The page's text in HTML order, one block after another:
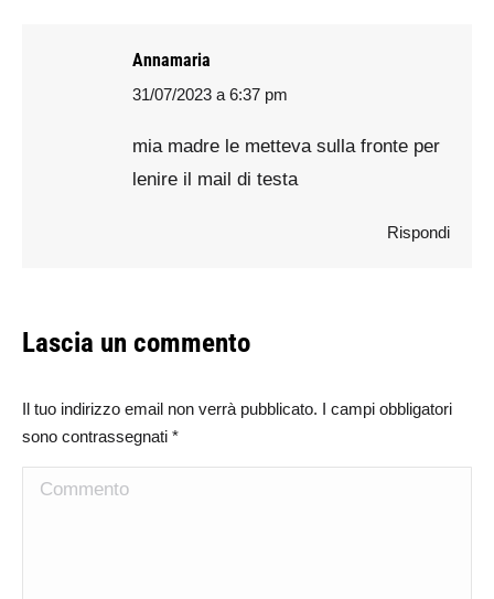
Annamaria
says:
31/07/2023 a 6:37 pm
mia madre le metteva sulla fronte per
lenire il mail di testa
Rispondi
Lascia un commento
Il tuo indirizzo email non verrà pubblicato. I campi obbligatori
sono contrassegnati *
Commento